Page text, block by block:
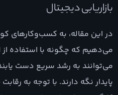
بازاریابی دیجیتال
در این مقاله، به کسب‌وکارهای
می‌دهیم که چگونه با استفاده از
می‌توانند به رشد سریع دست
پایدار نگه دارند. با توجه به